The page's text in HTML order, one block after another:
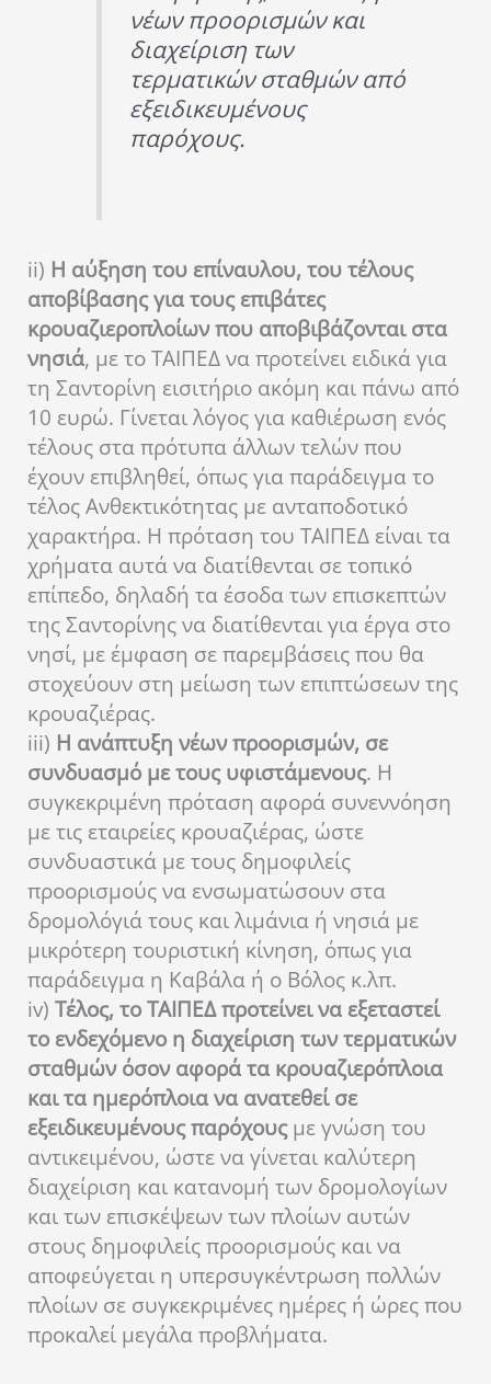
νέων προορισμών και
διαχείριση των
τερματικών σταθμών από
εξειδικευμένους
παρόχους.
ii) Η αύξηση του επίναυλου, του τέλους
αποβίβασης για τους επιβάτες
κρουαζιεροπλοίων που αποβιβάζονται στα
νησιά, με το ΤΑΙΠΕΔ να προτείνει ειδικά για
τη Σαντορίνη εισιτήριο ακόμη και πάνω από
10 ευρώ. Γίνεται λόγος για καθιέρωση ενός
τέλους στα πρότυπα άλλων τελών που
έχουν επιβληθεί, όπως για παράδειγμα το
τέλος Ανθεκτικότητας με ανταποδοτικό
χαρακτήρα. Η πρόταση του ΤΑΙΠΕΔ είναι τα
χρήματα αυτά να διατίθενται σε τοπικό
επίπεδο, δηλαδή τα έσοδα των επισκεπτών
της Σαντορίνης να διατίθενται για έργα στο
νησί, με έμφαση σε παρεμβάσεις που θα
στοχεύουν στη μείωση των επιπτώσεων της
κρουαζιέρας.
iii) Η ανάπτυξη νέων προορισμών, σε
συνδυασμό με τους υφιστάμενους. Η
συγκεκριμένη πρόταση αφορά συνεννόηση
με τις εταιρείες κρουαζιέρας, ώστε
συνδυαστικά με τους δημοφιλείς
προορισμούς να ενσωματώσουν στα
δρομολόγιά τους και λιμάνια ή νησιά με
μικρότερη τουριστική κίνηση, όπως για
παράδειγμα η Καβάλα ή ο Βόλος κ.λπ.
iv) Τέλος, το ΤΑΙΠΕΔ προτείνει να εξεταστεί
το ενδεχόμενο η διαχείριση των τερματικών
σταθμών όσον αφορά τα κρουαζιερόπλοια
και τα ημερόπλοια να ανατεθεί σε
εξειδικευμένους παρόχουςμε γνώση του
αντικειμένου, ώστε να γίνεται καλύτερη
διαχείριση και κατανομή των δρομολογίων
και των επισκέψεων των πλοίων αυτών
στους δημοφιλείς προορισμούς και να
αποφεύγεται η υπερσυγκέντρωση πολλών
πλοίων σε συγκεκριμένες ημέρες ή ώρες που
προκαλεί μεγάλα προβλήματα.